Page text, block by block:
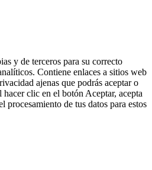
y de terceros para su correcto
Contiene enlaces a sitios web
ajenas que podrás aceptar o
clic en el botón Aceptar, acepta
procesamiento de tus datos para estos